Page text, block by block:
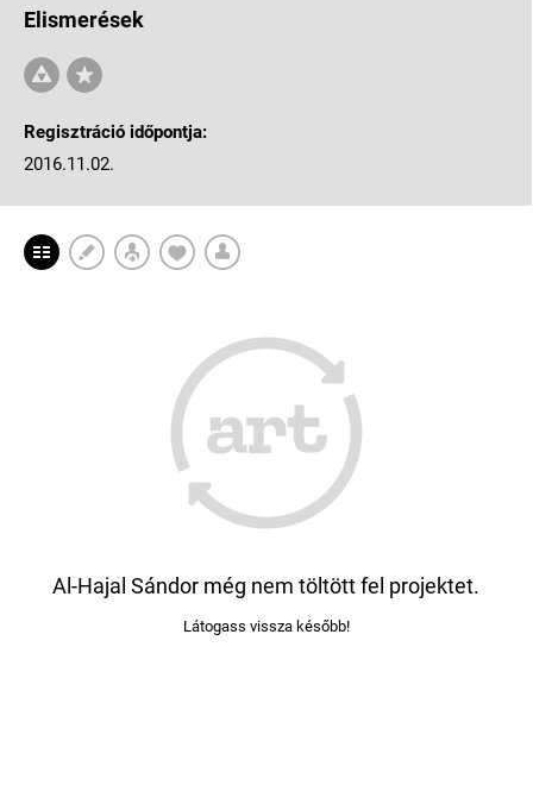
Elismerések
Regisztráció időpontja:
2016.11.02.
Al-Hajal Sándor még nem töltött fel projektet.
Látogass vissza később!